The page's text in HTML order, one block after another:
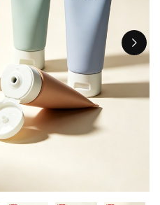
việt